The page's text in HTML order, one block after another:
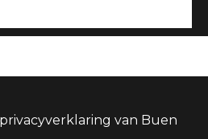
van Buen